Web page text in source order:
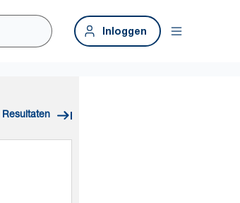
Inloggen
Resultaten